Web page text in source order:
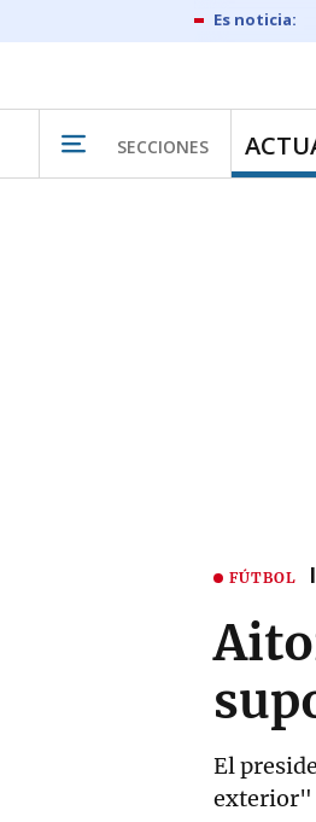
SECCIONES
FÚTBOL
El
exterior"